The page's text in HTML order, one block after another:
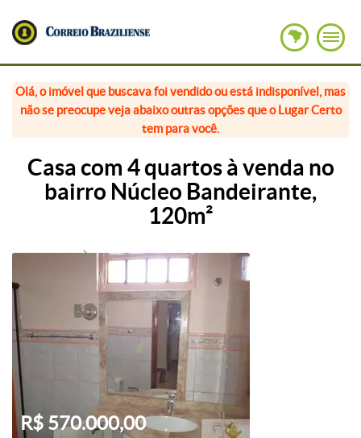
Olá, o imóvel que buscava foi vendido ou está indisponível, mas
não se preocupe veja abaixo outras opções que o Lugar Certo
tem para você.
Casa com 4 quartos à venda no
bairro Núcleo Bandeirante,
120m²
R$ 570.000,00